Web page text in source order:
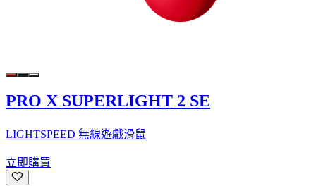
PRO X SUPERLIGHT 2 SE
LIGHTSPEED 無線遊戲滑鼠
立即購買